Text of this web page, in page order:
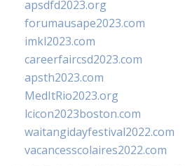
apsdfd2023.org
forumausape2023.com
imkl2023.com
careerfaircsd2023.com
apsth2023.com
MedItRio2023.org
lcicon2023boston.com
waitangidayfestival2022.com
vacancesscolaires2022.com